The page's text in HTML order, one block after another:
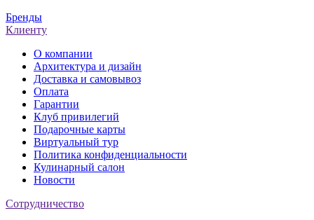
Бренды
Клиенту
О компании
Архитектура и дизайн
Доставка и самовывоз
Оплата
Гарантии
Клуб привилегий
Подарочные карты
Виртуальный тур
Политика конфиденциальности
Кулинарный салон
Новости
Сотрудничество